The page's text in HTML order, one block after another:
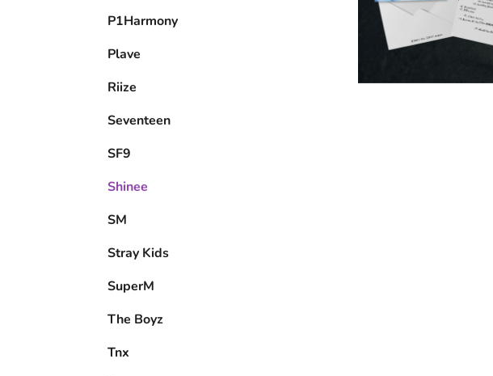
P1Harmony
Plave
Riize
Seventeen
SF9
Shinee
SM
Stray Kids
SuperM
The Boyz
Tnx